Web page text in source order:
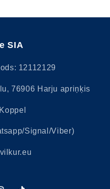
SIA
12112129
76906 Harju apriņķis
Signal/Viber)